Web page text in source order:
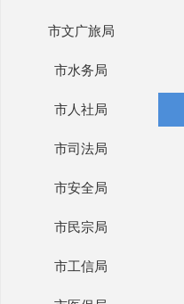
市文广旅局
市水务局
市人社局
市司法局
市安全局
市民宗局
市工信局